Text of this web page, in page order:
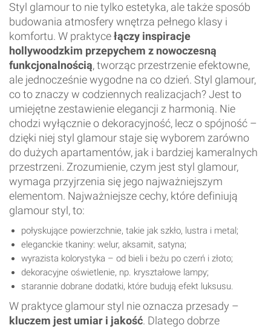
Styl glamour to nie tylko estetyka, ale także sposób
budowania atmosfery wnętrza pełnego klasy i
komfortu. W praktycełączy inspiracje
hollywoodzkim przepychem z nowoczesną
funkcjonalnością, tworząc przestrzenie efektowne,
ale jednocześnie wygodne na co dzień. Styl glamour,
co to znaczy w codziennych realizacjach? Jest to
umiejętne zestawienie elegancji z harmonią. Nie
chodzi wyłącznie o dekoracyjność, lecz o spójność –
dzięki niej styl glamour staje się wyborem zarówno
do dużych apartamentów, jak i bardziej kameralnych
przestrzeni. Zrozumienie, czym jest styl glamour,
wymaga przyjrzenia się jego najważniejszym
elementom. Najważniejsze cechy, które definiują
glamour styl, to:
połyskujące powierzchnie, takie jak szkło, lustra i metal;
eleganckie tkaniny: welur, aksamit, satyna;
wyrazista kolorystyka – od bieli i beżu po czerń i złoto;
dekoracyjne oświetlenie, np. kryształowe lampy;
starannie dobrane dodatki, które budują efekt luksusu.
W praktyce glamour styl nie oznacza przesady –
kluczem jest umiar i jakość. Dlatego dobrze